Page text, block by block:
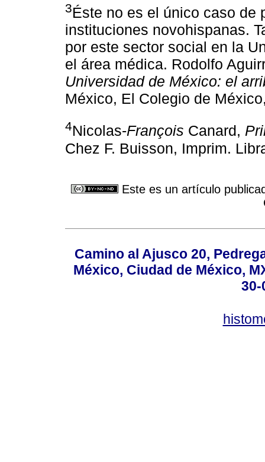
3Éste no es el único caso de
instituciones novohispanas.
por este sector social en la
el área médica. Rodolfo
Universidad de México: el
México, El Colegio de
4Nicolas-François Canard,
Chez F. Buisson, Imprim.
Este es un artículo
Camino al Ajusco 20,
México, Ciudad de México,
30-